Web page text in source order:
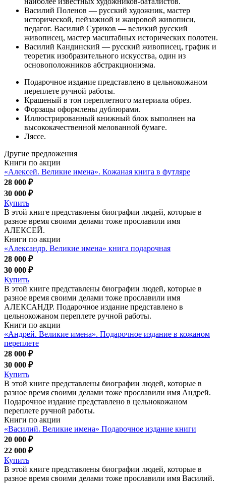
Василий Поленов — русский художник, мастер
исторической, пейзажной и жанровой живописи,
педагог. Василий Суриков — великий русский
живописец, мастер масштабных исторических полотен.
Василий Кандинский — русский живописец, график и
теоретик изобразительного искусства, один из
основоположников абстракционизма.
Подарочное издание представлено в цельнокожаном
переплете ручной работы.
Крашеный в тон переплетного материала обрез.
Форзацы оформлены дублюрами.
Иллюстрированный книжный блок выполнен на
высококачественной мелованной бумаге.
Ляссе.
Другие предложения
Книги по акции
«Алексей. Великие имена». Кожаная книга в футляре
28 000 ₽
30 000 ₽
Купить
В этой книге представлены биографии людей, которые в
разное время своими делами тоже прославили имя
АЛЕКСЕЙ.
Книги по акции
«Александр. Великие имена» книга подарочная
28 000 ₽
30 000 ₽
Купить
В этой книге представлены биографии людей, которые в
разное время своими делами тоже прославили имя
АЛЕКСАНДР. Подарочное издание представлено в
цельнокожаном переплете ручной работы.
Книги по акции
«Андрей. Великие имена». Подарочное издание в кожаном
переплете
28 000 ₽
30 000 ₽
Купить
В этой книге представлены биографии людей, которые в
разное время своими делами тоже прославили имя Андрей.
Подарочное издание представлено в цельнокожаном
переплете ручной работы.
Книги по акции
«Василий. Великие имена» Подарочное издание книги
20 000 ₽
22 000 ₽
Купить
В этой книге представлены биографии людей, которые в
разное время своими делами тоже прославили имя Василий.